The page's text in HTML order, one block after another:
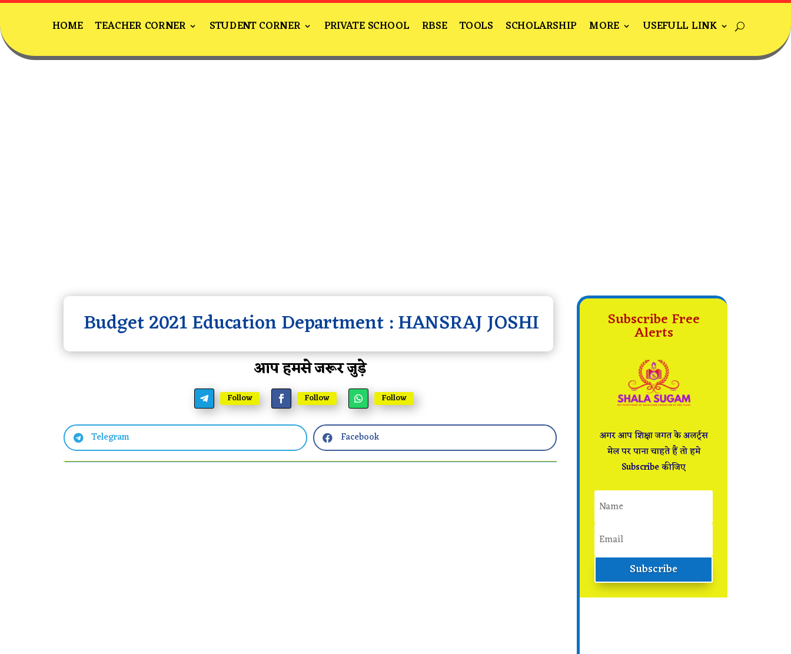
HOME TEACHER CORNER STUDENT CORNER PRIVATE SCHOOL RBSE TOOLS SCHOLARSHIP MORE USEFULL LINK
Budget 2021 Education Department : HANSRAJ JOSHI
आप हमसे जरूर जुड़े
Follow Follow Follow
 Telegram  Facebook
Subscribe Free
Alerts
अगर आप शिक्षा जगत के अलर्ट्स
मेल पर पाना चाहते हैं तो हमे
Subscribe कीजिए
Subscribe